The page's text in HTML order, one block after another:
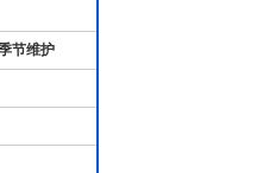
节维护